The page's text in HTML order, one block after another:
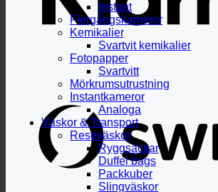
Instant
Flergångskameror
Kemikalier
Svartvit kemikalier
Fotopapper
Svartvitt
Mörkrumsutrustning
Instantkameror
Analoga
Väskor & Transport
Reseväskor
Ryggsäckar
Duffel bags
Packkuber
Slingväskor